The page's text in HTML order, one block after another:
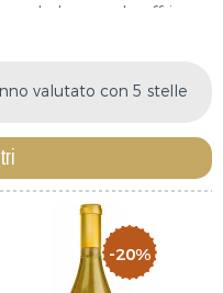
hanno da offrire.
come il Pinot Nero, il
autoctoni come il
altro. All’appello
quali il Primitivo e
i giorni fino alle
abbiamo il vino
valutato con 5 stelle
-20%